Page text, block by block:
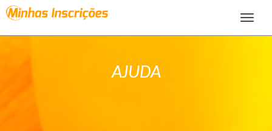
Toggle
AJUDA